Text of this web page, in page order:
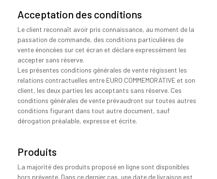
Acceptation des conditions
Le client reconnaît avoir pris connaissance, au moment de la
passation de commande, des conditions particulières de
vente énoncées sur cet écran et déclare expressément les
accepter sans réserve.
Les présentes conditions générales de vente régissent les
relations contractuelles entre EURO COMMEMORATIVE et son
client, les deux parties les acceptants sans réserve. Ces
conditions générales de vente prévaudront sur toutes autres
conditions figurant dans tout autre document, sauf
dérogation préalable, expresse et écrite.
Produits
La majorité des produits proposé en ligne sont disponibles
hors prévente. Dans ce dernier cas, une date de livraison est